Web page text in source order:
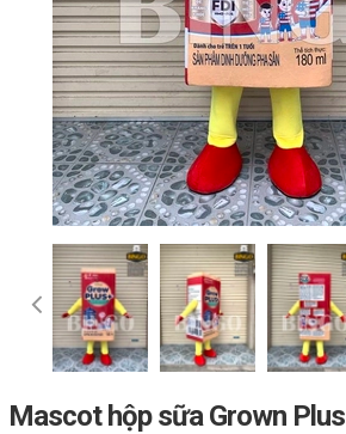
Mascot hộp sữa Grown Plus